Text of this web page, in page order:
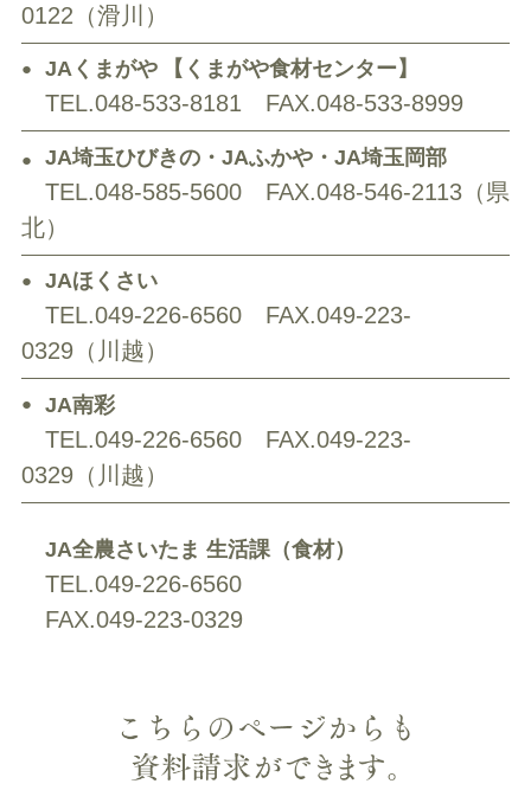
0122（滑川）
JAくまがや 【くまがや食材センター】
TEL.048-533-8181 FAX.048-533-8999
JA埼玉ひびきの・JAふかや・JA埼玉岡部
TEL.048-585-5600
FAX.048-546-2113（県
北）
JAほくさい
TEL.049-226-6560
FAX.049-223-
0329（川越）
JA南彩
TEL.049-226-6560
FAX.049-223-
0329（川越）
JA全農さいたま 生活課（食材）
TEL.049-226-6560
FAX.049-223-0329